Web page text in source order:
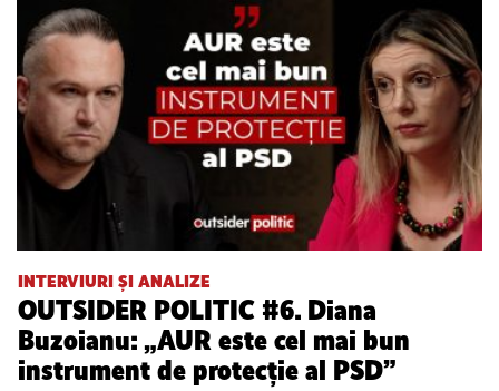
INTERVIURI ȘI ANALIZE
OUTSIDER POLITIC #6. Diana
Buzoianu: „AUR este cel mai bun
instrument de protecție al PSD”